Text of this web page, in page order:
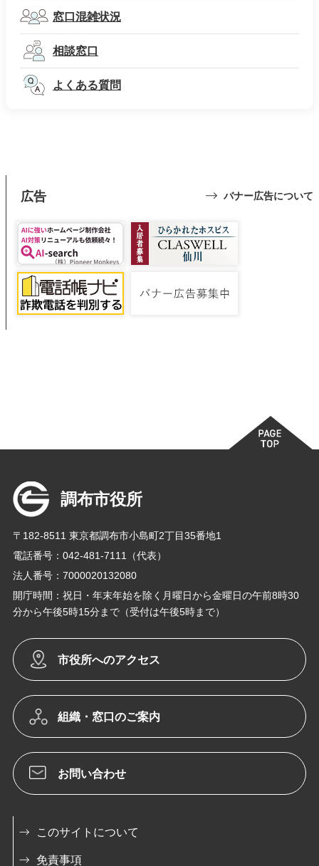
窓口混雑状況
相談窓口
よくある質問
広告 バナー広告について
調布市役所
〒182-8511 東京都調布市小島町2丁目35番地1
電話番号：042-481-7111（代表）
法人番号：7000020132080
開庁時間：祝日・年末年始を除く月曜日から金曜日の午前8時30
分から午後5時15分まで（受付は午後5時まで）
市役所へのアクセス
組織・窓口のご案内
お問い合わせ
このサイトについて
免責事項